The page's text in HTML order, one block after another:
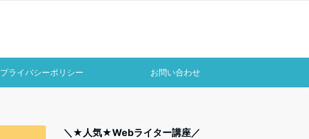
プライバシーポリシー お問い合わせ
＼★人気★Webライター講座／